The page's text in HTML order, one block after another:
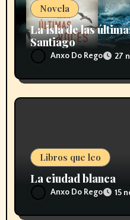
n
a
d
Novela
La isla de las
Santiago
Anxo Do Rego 27
Libros que leo
La ciudad blanca
Anxo Do Rego 15